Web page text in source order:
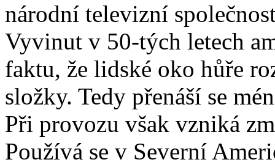
národní televizní
Vyvinut v 50-tých letech
faktu, že lidské oko hůře
složky. Tedy přenáší se
Při provozu však vzniká
Používá se v Severní